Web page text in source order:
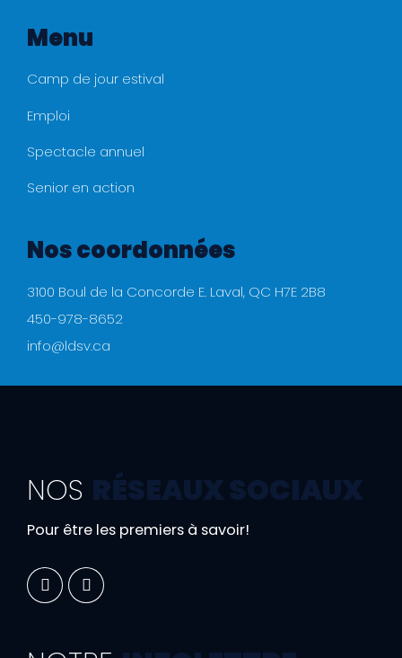
Menu
Camp de jour estival
Emploi
Spectacle annuel
Senior en action
Nos coordonnées
3100 Boul de la Concorde E. Laval, QC H7E 2B8
450-978-8652
info@ldsv.ca
NOS RÉSEAUX SOCIAUX
Pour être les premiers à savoir!